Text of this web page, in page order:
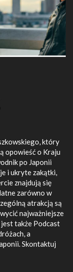
który
opowieść o Kraju
po Japonii
i ukryte zakątki,
znajdują się
zarówno w
atrakcją są
najważniejsze
także Podcast
a
Skontaktuj